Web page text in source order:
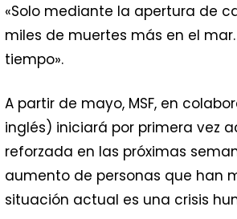
«Solo mediante la apertura de
miles de muertes más en el
tiempo».
A partir de mayo, MSF, en
inglés) iniciará por primera vez
reforzada en las próximas
aumento de personas que han
situación actual es una crisis